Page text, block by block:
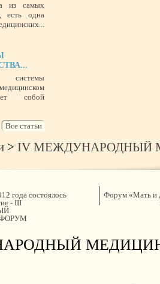
ЭКСТРЕМИЗМ
ГРОЗИТ ЭМОЦИОНАЛЬНОЕ
АДМИНИСТРАТОРОВ
ПРАВИЛЬНО СТАВИТЬ ЦЕЛИ И
ИХ
из самых
есть одна
системы
собой
Все статьи
> IV МЕЖДУНАРОДНЫЙ
года состоялось
- III
Форум «Мать и